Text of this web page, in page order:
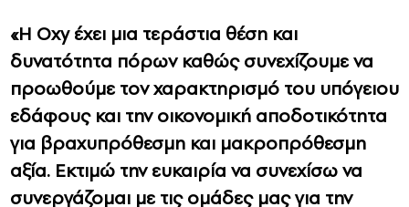
«Η Oxy έχει μια τεράστια θέση και
δυνατότητα πόρων καθώς συνεχίζουμε να
προωθούμε τον χαρακτηρισμό του υπόγειου
εδάφους και την οικονομική αποδοτικότητα
για βραχυπρόθεσμη και μακροπρόθεσμη
αξία. Εκτιμώ την ευκαιρία να συνεχίσω να
συνεργάζομαι με τις ομάδες μας για την